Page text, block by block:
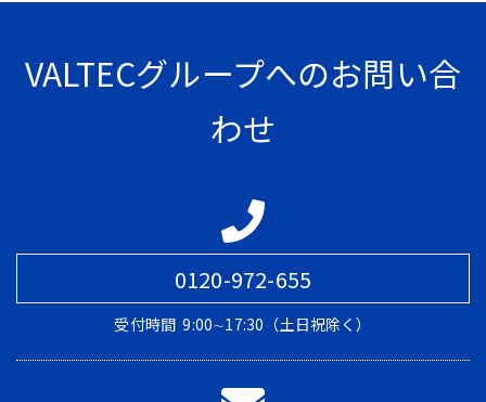
VALTECグループへのお問い合
わせ
0120-972-655
受付時間 9:00∼17:30（土日祝除く）